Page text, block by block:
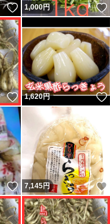
いいね！
1,000円
いいね！
1,620円
いいね！
7,145円